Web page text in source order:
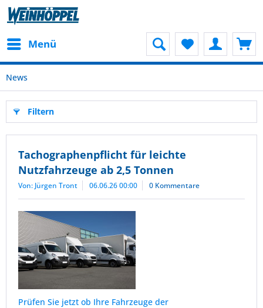
Menü
News
Filtern
Tachographenpflicht für leichte
Nutzfahrzeuge ab 2,5 Tonnen
Von: Jürgen Tront 06.06.26 00:00 0 Kommentare
Prüfen Sie jetzt ob Ihre Fahrzeuge der